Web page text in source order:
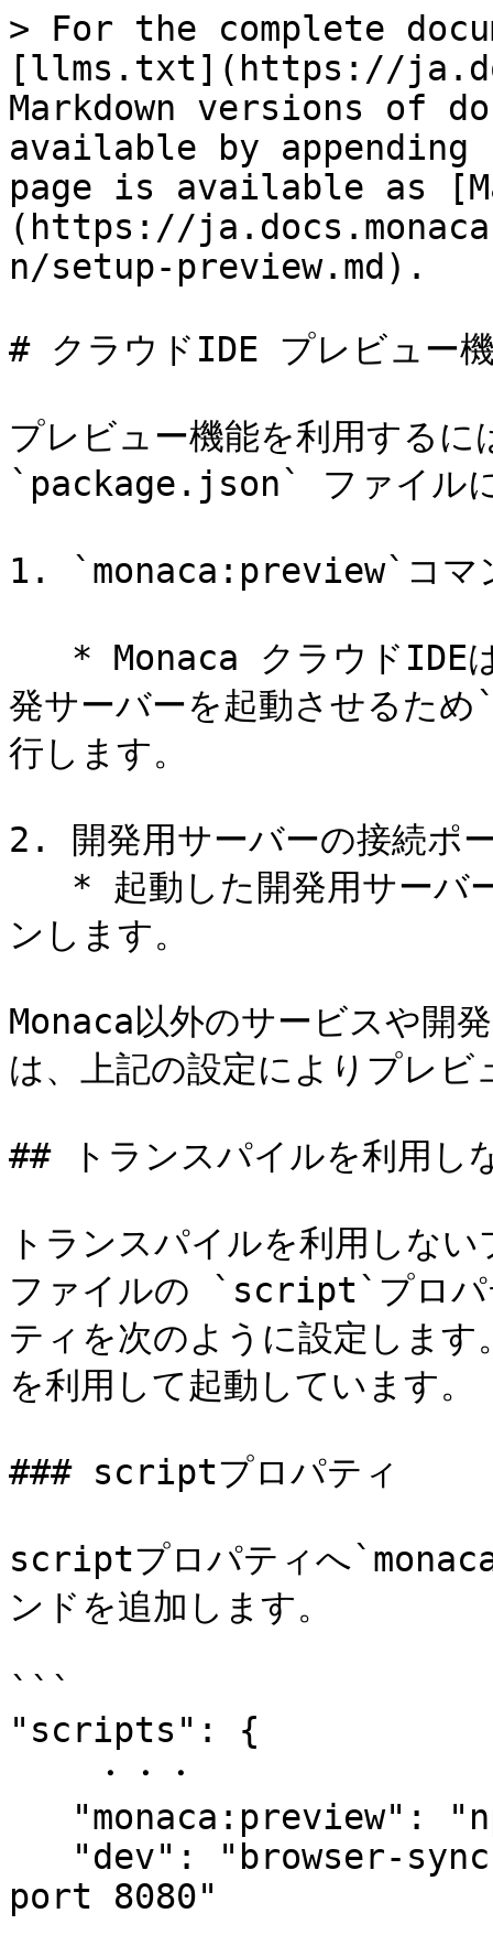
> For the complete
[llms.txt](https://
Markdown versions of
available by
page is available as
(https://
n/setup-preview.md).
# クラウドIDE プレビュー
プレビュー機能を利用するに
`package.json` ファイルに
1. `monaca:preview`コマ
発サーバーを起動させるた
行します。
2. 開発用サーバーの接続ポ
ンします。
Monaca以外のサービスや開
は、上記の設定によりプレ
## トランスパイルを利用し
トランスパイルを利用しな
ファイルの `script`プロパ
ティを次のように設定しま
を利用して起動しています。
### scriptプロパティ
scriptプロパティへ
ンドを追加します。
```
"scripts": {
port 8080"